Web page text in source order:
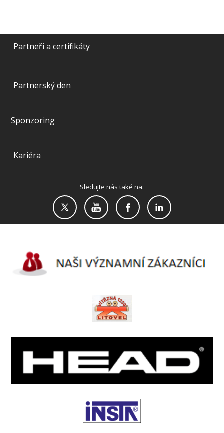
Partneři a certifikáty
Partnerský den
Sponzoring
Kariéra
Sledujte nás také na: